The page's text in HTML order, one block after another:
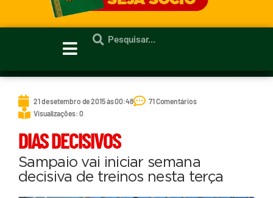
21 de setembro de 2015 às 00:48
71 Comentários
Visualizações: 0
DIAS DECISIVOS
Sampaio vai iniciar semana
decisiva de treinos nesta terça